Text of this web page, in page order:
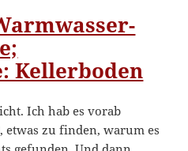
Kellerboden
Ich hab es vorab
zu finden, warum es